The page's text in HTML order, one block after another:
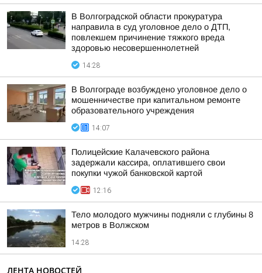
В Волгоградской области прокуратура
направила в суд уголовное дело о ДТП,
повлекшем причинение тяжкого вреда
здоровью несовершеннолетней
14:28
В Волгограде возбуждено уголовное дело о
мошенничестве при капитальном ремонте
образовательного учреждения
14:07
Полицейские Калачевского района
задержали кассира, оплатившего свои
покупки чужой банковской картой
12:16
Тело молодого мужчины подняли с глубины 8
метров в Волжском
14:28
ЛЕНТА НОВОСТЕЙ